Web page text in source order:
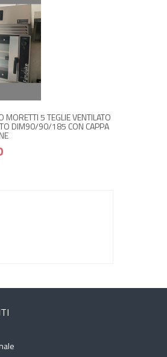
MORETTI 5 TEGLIE VENTILATO
DIM90/90/185 CON CAPPA
+ ACQUISTA